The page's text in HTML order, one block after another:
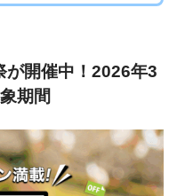
が開催中！2026年3
期間